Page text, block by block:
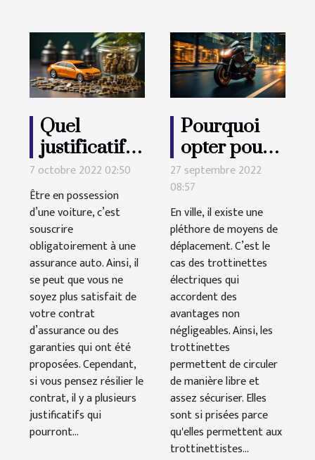
Quel
justificatif
pour résilier
une
assurance
auto ?
7 octobre 2022 02:50
Être en possession
d’une voiture, c’est
souscrire
obligatoirement à une
assurance auto. Ainsi, il
se peut que vous ne
soyez plus satisfait de
votre contrat
d’assurance ou des
garanties qui ont été
proposées. Cependant,
si vous pensez résilier le
contrat, il y a plusieurs
justificatifs qui
pourront...
Pourquoi
opter pour
une
trottinette
électrique ?
27 septembre 2022
08:57
En ville, il existe une
pléthore de moyens de
déplacement. C’est le
cas des trottinettes
électriques qui
accordent des
avantages non
négligeables. Ainsi, les
trottinettes
permettent de circuler
de manière libre et
assez sécuriser. Elles
sont si prisées parce
qu'elles permettent aux
trottinettistes...